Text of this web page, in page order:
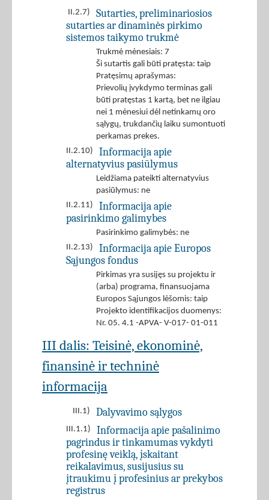
II.2.7)
Sutarties, preliminariosios
sutarties ar dinaminės pirkimo
sistemos taikymo trukmė
Trukmė mėnesiais: 7
Ši sutartis gali būti pratęsta: taip
Pratęsimų aprašymas:
Prievolių įvykdymo terminas gali
būti pratęstas 1 kartą, bet ne ilgiau
nei 1 mėnesiui dėl netinkamų oro
sąlygų, trukdančių laiku sumontuoti
perkamas prekes.
II.2.10)
Informacija apie
alternatyvius pasiūlymus
Leidžiama pateikti alternatyvius
pasiūlymus: ne
II.2.11)
Informacija apie
pasirinkimo galimybes
Pasirinkimo galimybės: ne
II.2.13)
Informacija apie Europos
Sąjungos fondus
Pirkimas yra susijęs su projektu ir
(arba) programa, finansuojama
Europos Sąjungos lėšomis: taip
Projekto identifikacijos duomenys:
Nr. 05. 4.1 -APVA- V-017- 01-011
III dalis: Teisinė, ekonominė,
finansinė ir techninė
informacija
III.1) Dalyvavimo sąlygos
III.1.1)
Informacija apie pašalinimo
pagrindus ir tinkamumas vykdyti
profesinę veiklą, įskaitant
reikalavimus, susijusius su
įtraukimu į profesinius ar prekybos
registrus